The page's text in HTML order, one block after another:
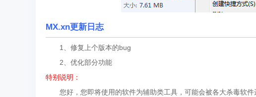
MX.xn更新日志
1、修复上个版本的bug
2、优化部分功能
特别说明：
您好，您即将使用的软件为辅助类工具，可能会被各大杀毒软件